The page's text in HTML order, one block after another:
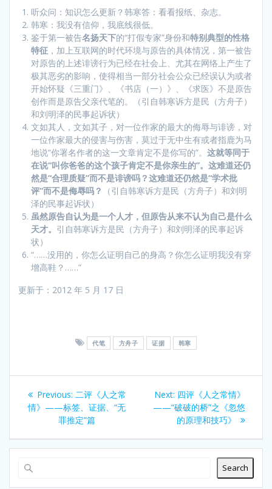
听众问：知识怎么更新？韩寒答：看看报纸、杂志。
韩寒：我没有信仰，我底线很低。
鉴于第一被告名扬天下的“打假专家”身份和特别典型的性格
特征 ，加上互联网的时代环境与原告的具体情况，第一被告
对原告的上述诽谤行为已经在社会上、尤其在网络上产生了
极其恶劣的影响，使得相当一部分社会公众已经误认为或者
开始怀疑《三重门》、《书店（一）》、《求医》不是原告
创作而是原告父亲代笔的。（引自韩寒诉方是民（方舟子）
和刘明泽的民事起诉状）
文如其人，文如其子，对一位作家的最大的侮辱与诽谤，对
一位作家最大的侵害与伤害，莫过于无中生有或者指鹿为马
地说“你署名作者的这一文章肯定不是你写的”。 这就等同于
在说“叫你爸爸的这个孩子肯定不是你亲生的”。这难道还仍
然是“合理质疑”而不是诽谤吗？这难道还仍然是“学术批
评”而不是侮辱吗？
（引自韩寒诉方是民（方舟子）和刘明
泽的民事起诉状）
虽然原告自认为是一个人才，但原告从来不认为自己是什么
天才。 引自韩寒诉方是民（方舟子）和刘明泽的民事起诉
状）
“……没用的，你怎么证明自己的身高？你怎么证明我没有穿
增高鞋？……”
更新于：2012 年 5 月 17 日
代笔 方舟子 证据 韩寒
Post
navigation
Previous: Previous
post:
二评《人之常
情》——标签、证据、“无
罪推定”篇
Next: Next
post:
四评《人之常情》
——“破破的桥”之《忽悠
的原理和技巧》
Search